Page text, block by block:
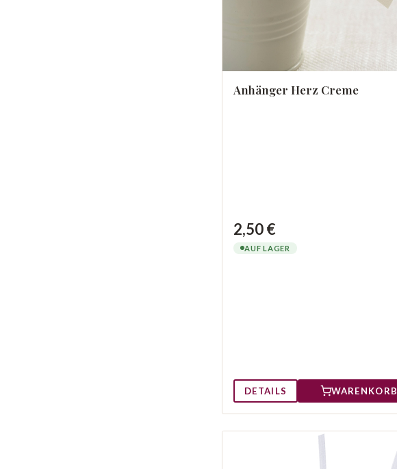
Anhänger Herz Creme
2,50 €
AUF LAGER
DETAILS WARENKORB